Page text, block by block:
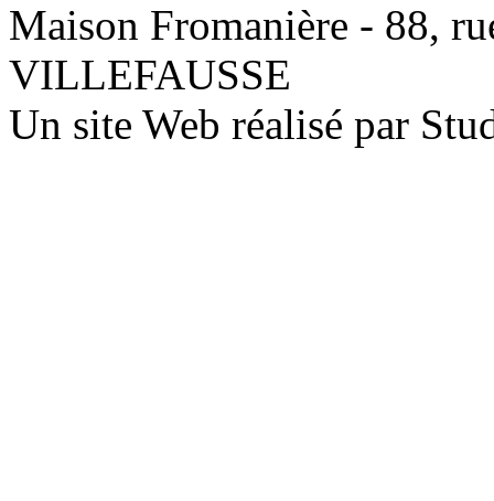
Maison Fromanière - 88,
VILLEFAUSSE
Un site Web réalisé par